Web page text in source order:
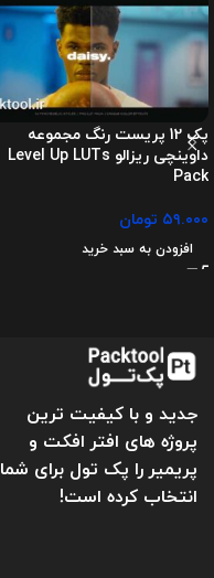
پک 12 پریست رنگ مجموعه
داوینچی ریزالو Level Up LUTs
Pack
۵۹.۰۰۰ تومان
افزودن به سبد خرید
جدید و با کیفیت ترین
پروژه های افتر افکت و
پریمیر را پک تول برای شما
انتخاب کرده است!